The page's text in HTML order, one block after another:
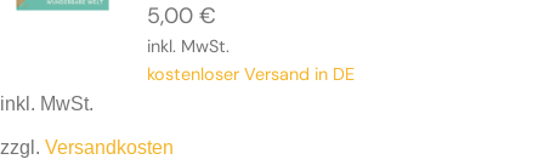
5,00 €
inkl. MwSt.
kostenloser Versand in DE
inkl. MwSt.
zzgl. Versandkosten